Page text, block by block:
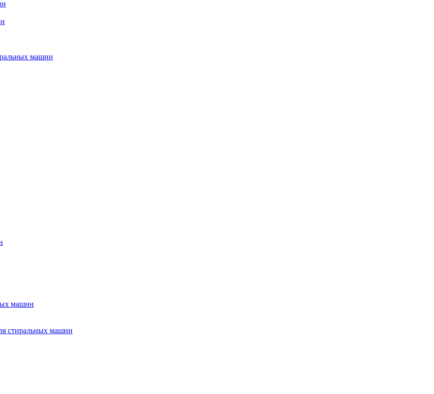
машин
машин
стиральных машин